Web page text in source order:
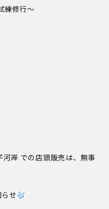
練修行〜
岸 での店頭販売は、無事
せ